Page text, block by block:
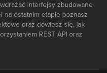
interfejsy zbudowane
na ostatnim etapie poznasz
oraz dowiesz się, jak
REST API oraz